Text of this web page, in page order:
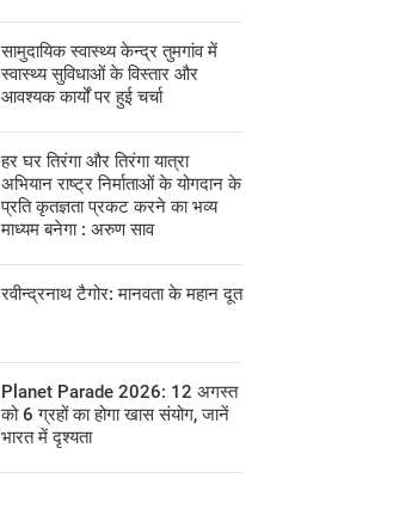
सामुदायिक स्वास्थ्य केन्द्र तुमगांव में
स्वास्थ्य सुविधाओं के विस्तार और
आवश्यक कार्यों पर हुई चर्चा
हर घर तिरंगा और तिरंगा यात्रा
अभियान राष्ट्र निर्माताओं के योगदान के
प्रति कृतज्ञता प्रकट करने का भव्य
माध्यम बनेगा : अरुण साव
रवीन्द्रनाथ टैगोर: मानवता के महान दूत
Planet Parade 2026: 12 अगस्त
को 6 ग्रहों का होगा खास संयोग, जानें
भारत में दृश्यता